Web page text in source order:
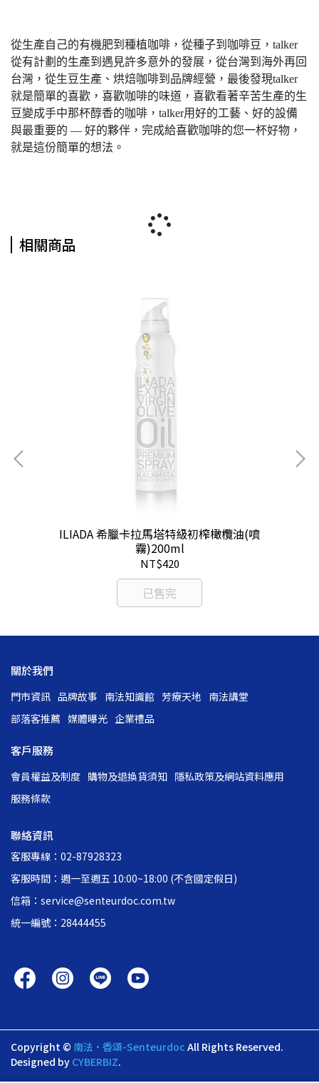
從生產自己的有機肥到種植咖啡，從種子到咖啡豆，talker
從有計劃的生產到遇見許多意外的發展，從台灣到海外再回
台灣，從生豆生產、烘焙咖啡到品牌經營，最後發現talker
就是簡單的喜歡，喜歡咖啡的味道，喜歡看著辛苦生產的生
豆變成手中那杯醇香的咖啡，talker用好的工藝、好的設備
與最重要的 — 好的夥伴，完成給喜歡咖啡的您一杯好物，
就是這份簡單的想法。
相關商品
ILIADA 希臘卡拉馬塔特級初榨橄欖油(噴
霧)200ml
NT$420
已售完
關於我們
門市資訊 品牌故事 南法知識館 芳療天地 南法講堂
部落客推薦 媒體曝光 企業禮品
客戶服務
會員權益及制度 購物及退換貨須知 隱私政策及網站資料應用
服務條款
聯絡資訊
客服專線：02-87928323
客服時間：週一至週五 10:00~18:00 (不含國定假日)
信箱：service@senteurdoc.com.tw
統一編號：28444455
Copyright © 南法•香頌-Senteurdoc All Rights Reserved.
Designed by CYBERBIZ.